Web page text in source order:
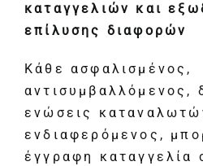
καταγγελιών και
επίλυσης διαφορών
Κάθε ασφαλισμένος,
αντισυμβαλλόμενος,
ενώσεις
ενδιαφερόμενος,
έγγραφη καταγγελία